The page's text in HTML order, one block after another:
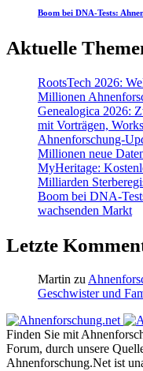
Boom bei DNA-Tests:
Aktuelle
RootsTech 2026:
Millionen
Genealogica 2026:
mit Vorträgen,
Ahnenforschung-
Millionen neue
MyHeritage:
Milliarden
Boom bei DNA-
wachsenden Markt
Letzte
Martin zu
Geschwister und
Finden Sie mit
Forum, durch unsere
Ahnenforschung.Net ist